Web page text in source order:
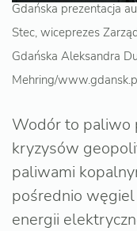
Gdańska prezentacja
Stec, wiceprezes
Gdańska Aleksandra
Mehring/
Wodór to paliwo
kryzysów
paliwami
pośrednio
energii